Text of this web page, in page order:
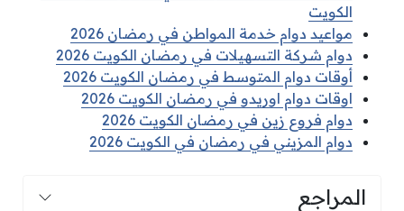
الكويت
مواعيد دوام خدمة المواطن في رمضان 2026
دوام شركة التسهيلات في رمضان الكويت 2026
أوقات دوام المتوسط في رمضان الكويت 2026
اوقات دوام اوريدو في رمضان الكويت 2026
دوام فروع زين في رمضان الكويت 2026
دوام المزيني في رمضان في الكويت 2026
المراجع